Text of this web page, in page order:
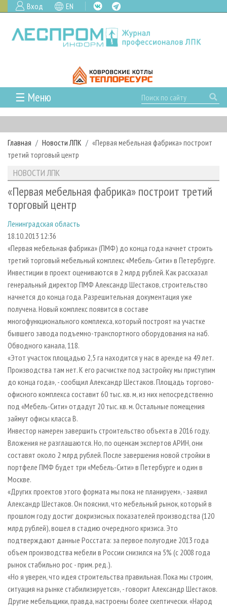
Вход EN
☰ Меню
ГЛАВНАЯ
РУБРИКИ И ТЕМЫ
РУБРИКИ ЖУРНАЛА
ЛЕСОЗАГОТОВКА
ЛЕСОПИЛЕНИЕ
СУШКА ДРЕВЕСИНЫ
ПРОИЗВОДСТВО ДРЕВЕСНЫХ ПЛИТ
ДЕРЕВЯННОЕ ДОМОСТРОЕНИЕ
ПРОИЗВОДСТВО МЕБЕЛИ
БИОЭНЕРГЕТИКА
ЦБП
ИНСТРУМЕНТ И МАТЕРИАЛЫ
НОВОСТИ
НОВОСТИ ЛПК
НОВОСТИ ЖУРНАЛА
ПРОЕКТЫ ЛПИ
АНАЛИТИКА
ПРЕДПРИЯТИЯ ЛПК
ПЕРСОНЫ
МОБИЛЬНЫЕ ВЫСТАВКИ
ОФИЦИАЛЬНЫЕ ДЕЛЕГАЦИИ
ПРИОРИТЕТНЫЕ ИНВЕСТПРОЕКТЫ
RUSSIAN FORESTRY REVIEW
ГАЗЕТА ЛЕСПРОМФОРУМ
БИБЛИОТЕКА СПЕЦИАЛИСТА
АРХИВ
АРХИВ ЖУРНАЛОВ
О ЖУРНАЛЕ
КОНТАКТЫ
РЕКЛАМОДАТЕЛЯМ
РЕКЛАМА
РЕКЛАМА НА САЙТЕ
Главная Новости ЛПК
«Первая мебельная фабрика» построит
третий торговый центр
НОВОСТИ ЛПК
«Первая мебельная фабрика» построит третий
торговый центр
Ленинградская область
18.10.2013 12:36
«Первая мебельная фабрика» (ПМФ) до конца года начнет строить
третий торговый мебельный комплекс «Мебель-Сити» в Петербурге.
Инвестиции в проект оцениваются в 2 млрд рублей. Как рассказал
генеральный директор ПМФ Александр Шестаков, строительство
начнется до конца года. Разрешительная документация уже
получена. Новый комплекс появится в составе
многофункционального комплекса, который построят на участке
бывшего завода подъемно-транспортного оборудования на наб.
Обводного канала, 118.
«Этот участок площадью 2,5 га находится у нас в аренде на 49 лет.
Производства там нет. К его расчистке под застройку мы приступим
до конца года», - сообщил Александр Шестаков. Площадь торгово-
офисного комплекса составит 60 тыс. кв. м, из них непосредственно
под «Мебель-Сити» отдадут 20 тыс. кв. м. Остальные помещения
займут офисы класса В.
Инвестор намерен завершить строительство объекта в 2016 году.
Вложения не разглашаются. Но, по оценкам экспертов АРИН, они
составят около 2 млрд рублей. После завершения новой стройки в
портфеле ПМФ будет три «Мебель-Сити» в Петербурге и один в
Москве.
«Других проектов этого формата мы пока не планируем», - заявил
Александр Шестаков. Он пояснил, что мебельный рынок, который в
прошлом году достиг докризисных показателей производства (120
млрд рублей), вошел в стадию очередного кризиса. Это
подтверждают данные Росстата: за первое полугодие 2013 года
объем производства мебели в России снизился на 5% (с 2008 года
рынок стабильно рос - прим. ред.).
«Но я уверен, что идея строительства правильная. Пока мы строим,
ситуация на рынке стабилизируется», - говорит Александр Шестаков.
Другие мебельщики, правда, настроены более скептически. «Народ